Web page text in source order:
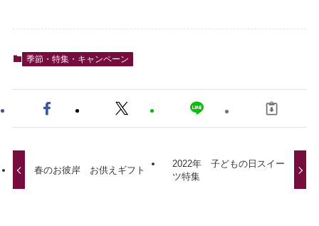
季節・特集・キャンペーン
春のお彼岸 お供えギフト
2022年 子どもの日スイー
ツ特集